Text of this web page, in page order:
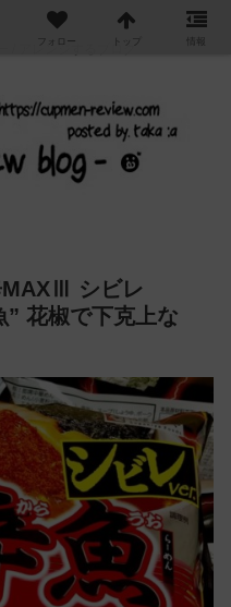
/ アレンジするブログ
MAXⅢ シビレ
” 花椒で下克上な
フォロー トップ 情報